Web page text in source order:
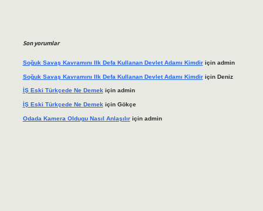
Son yorumlar
Soğuk Savaş Kavramını Ilk Defa Kullanan Devlet Adamı Kimdiriçin admin
Soğuk Savaş Kavramını Ilk Defa Kullanan Devlet Adamı Kimdiriçin Deniz
İŞ Eski Türkçede Ne Demekiçin admin
İŞ Eski Türkçede Ne Demek için Gökçe
Odada Kamera Oldugu Nasıl Anlaşılıriçin admin